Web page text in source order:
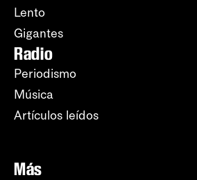
Lento
Gigantes
Radio
Periodismo
Música
Artículos leídos
Más